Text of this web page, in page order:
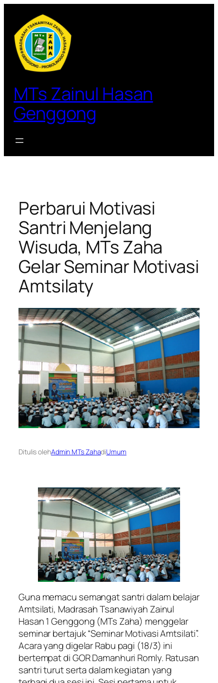
konten
MTs Zainul Hasan
Genggong
Perbarui Motivasi
Santri Menjelang
Wisuda, MTs Zaha
Gelar Seminar Motivasi
Amtsilaty
Ditulis olehAdmin MTs ZahadiUmum
Guna memacu semangat santri dalam belajar
Amtsilati, Madrasah Tsanawiyah Zainul
Hasan 1 Genggong (MTs Zaha) menggelar
seminar bertajuk “Seminar Motivasi Amtsilati”.
Acara yang digelar Rabu pagi (18/3) ini
bertempat di GOR Damanhuri Romly. Ratusan
santri turut serta dalam kegiatan yang